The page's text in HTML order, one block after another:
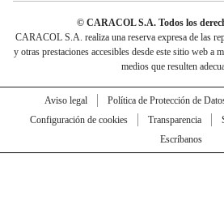
© CARACOL S.A. Todos los
CARACOL S.A. realiza una reserva expresa de las
y otras prestaciones accesibles desde este sitio web a
medios que resulten
Aviso legal Política de Protección de
Configuración de cookies
Transparencia
Escríbanos